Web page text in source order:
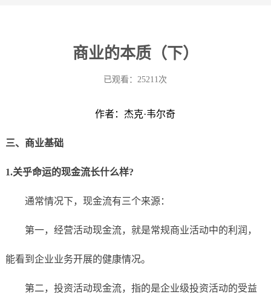
商业的本质（下）
已观看：25211次
作者：杰克·韦尔奇
三、商业基础
1.关乎命运的现金流长什么样?
通常情况下，现金流有三个来源：
第一，经营活动现金流，就是常规商业活动中的利润，
能看到企业业务开展的健康情况。
第二，投资活动现金流，指的是企业级投资活动的受益